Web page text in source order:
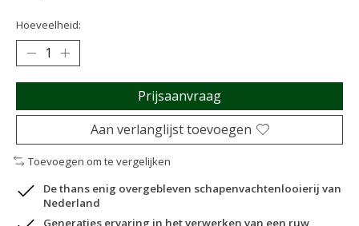
Hoeveelheid:
Prijsaanvraag
Aan verlanglijst toevoegen
Toevoegen om te vergelijken
De thans enig overgebleven schapenvachtenlooierij van
Nederland
Generaties ervaring in het verwerken van een ruw